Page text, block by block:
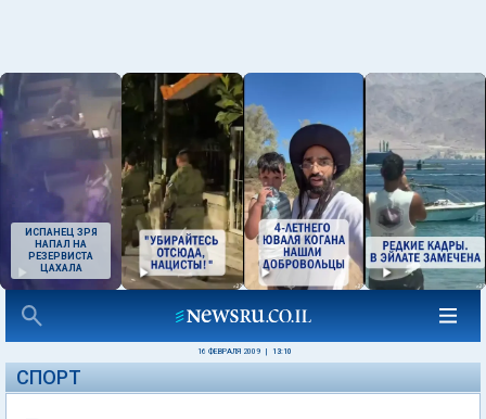
ИСПАНЕЦ ЗРЯ
НАПАЛ НА
РЕЗЕРВИСТА
ЦАХАЛА
16 ФЕВРАЛЯ 2009 13:10
СПОРТ